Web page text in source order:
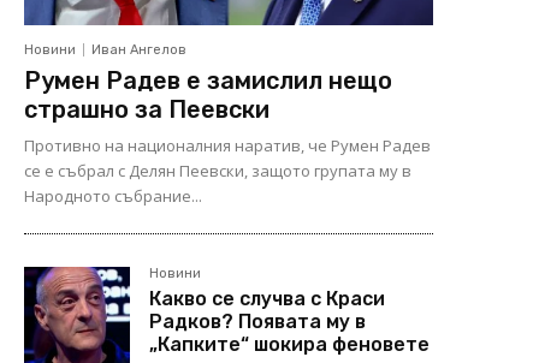
Новини Иван Ангелов
Румен Радев е замислил нещо
страшно за Пеевски
Противно на националния наратив, че Румен Радев
се е събрал с Делян Пеевски, защото групата му в
Народното събрание...
Новини
Какво се случва с Краси
Радков? Появата му в
„Капките“ шокира феновете